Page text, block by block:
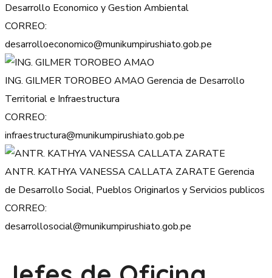
Desarrollo Economico y Gestion Ambiental
CORREO:
desarrolloeconomico@munikumpirushiato.gob.pe
ING. GILMER TOROBEO AMAO Gerencia de Desarrollo
Territorial e Infraestructura
CORREO:
infraestructura@munikumpirushiato.gob.pe
ANTR. KATHYA VANESSA CALLATA ZARATE Gerencia
de Desarrollo Social, Pueblos Originarlos y Servicios publicos
CORREO:
desarrollosocial@munikumpirushiato.gob.pe